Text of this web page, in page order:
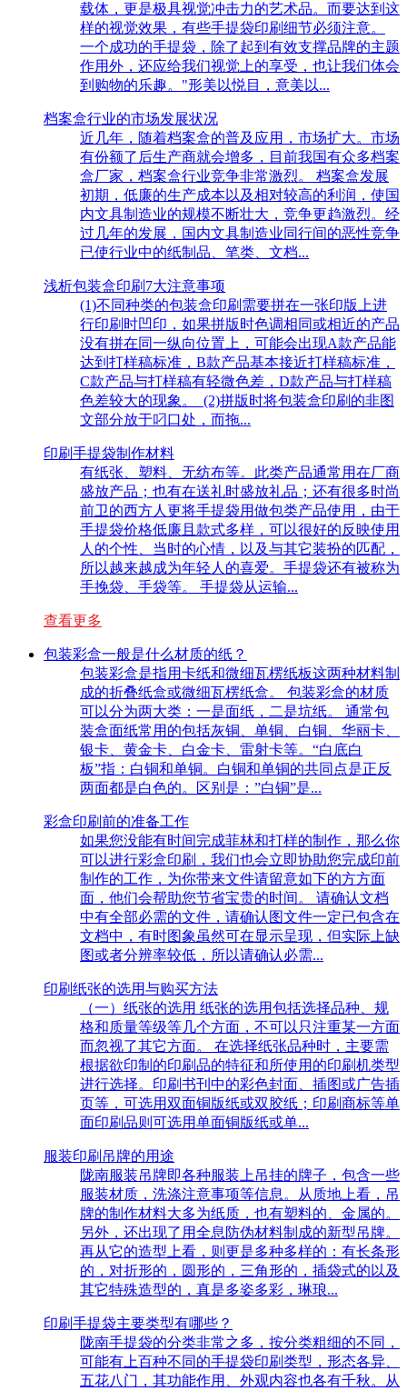
载体，更是极具视觉冲击力的艺术品。而要达到这
样的视觉效果，有些手提袋印刷细节必须注意。
一个成功的手提袋，除了起到有效支撑品牌的主题
作用外，还应给我们视觉上的享受，也让我们体会
到购物的乐趣。"形美以悦目，意美以...
档案盒行业的市场发展状况
近几年，随着档案盒的普及应用，市场扩大。市场
有份额了后生产商就会增多，目前我国有众多档案
盒厂家，档案盒行业竞争非常激烈。 档案盒发展
初期，低廉的生产成本以及相对较高的利润，使国
内文具制造业的规模不断壮大，竞争更趋激烈。经
过几年的发展，国内文具制造业同行间的恶性竞争
已使行业中的纸制品、笔类、文档...
浅析包装盒印刷7大注意事项
(1)不同种类的包装盒印刷需要拼在一张印版上进
行印刷时凹印，如果拼版时色调相同或相近的产品
没有拼在同一纵向位置上，可能会出现A款产品能
达到打样稿标准，B款产品基本接近打样稿标准，
C款产品与打样稿有轻微色差，D款产品与打样稿
色差较大的现象。 (2)拼版时将包装盒印刷的非图
文部分放于叼口处，而拖...
印刷手提袋制作材料
有纸张、塑料、无纺布等。此类产品通常用在厂商
盛放产品；也有在送礼时盛放礼品；还有很多时尚
前卫的西方人更将手提袋用做包类产品使用，由于
手提袋价格低廉且款式多样，可以很好的反映使用
人的个性、当时的心情，以及与其它装扮的匹配，
所以越来越成为年轻人的喜爱。手提袋还有被称为
手挽袋、手袋等。 手提袋从运输...
查看更多
包装彩盒一般是什么材质的纸？
包装彩盒是指用卡纸和微细瓦楞纸板这两种材料制
成的折叠纸盒或微细瓦楞纸盒。 包装彩盒的材质
可以分为两大类：一是面纸，二是坑纸。 通常包
装盒面纸常用的包括灰铜、单铜、白铜、华丽卡、
银卡、黄金卡、白金卡、雷射卡等。“白底白
板”指：白铜和单铜。白铜和单铜的共同点是正反
两面都是白色的。区别是：”白铜”是...
彩盒印刷前的准备工作
如果您没能有时间完成菲林和打样的制作，那么你
可以进行彩盒印刷，我们也会立即协助您完成印前
制作的工作，为你带来文件请留意如下的方方面
面，他们会帮助您节省宝贵的时间。 请确认文档
中有全部必需的文件，请确认图文件一定已包含在
文档中，有时图象虽然可在显示呈现，但实际上缺
图或者分辨率较低，所以请确认必需...
印刷纸张的选用与购买方法
（一）纸张的选用 纸张的选用包括选择品种、规
格和质量等级等几个方面，不可以只注重某一方面
而忽视了其它方面。 在选择纸张品种时，主要需
根据欲印制的印刷品的特征和所使用的印刷机类型
进行选择。印刷书刊中的彩色封面、插图或广告插
页等，可选用双面铜版纸或双胶纸；印刷商标等单
面印刷品则可选用单面铜版纸或单...
服装印刷吊牌的用途
陇南服装吊牌即各种服装上吊挂的牌子，包含一些
服装材质，洗涤注意事项等信息。从质地上看，吊
牌的制作材料大多为纸质，也有塑料的、金属的。
另外，还出现了用全息防伪材料制成的新型吊牌。
再从它的造型上看，则更是多种多样的：有长条形
的，对折形的，圆形的，三角形的，插袋式的以及
其它特殊造型的，真是多姿多彩，琳琅...
印刷手提袋主要类型有哪些？
陇南手提袋的分类非常之多，按分类粗细的不同，
可能有上百种不同的手提袋印刷类型，形态各异、
五花八门，其功能作用、外观内容也各有千秋。从